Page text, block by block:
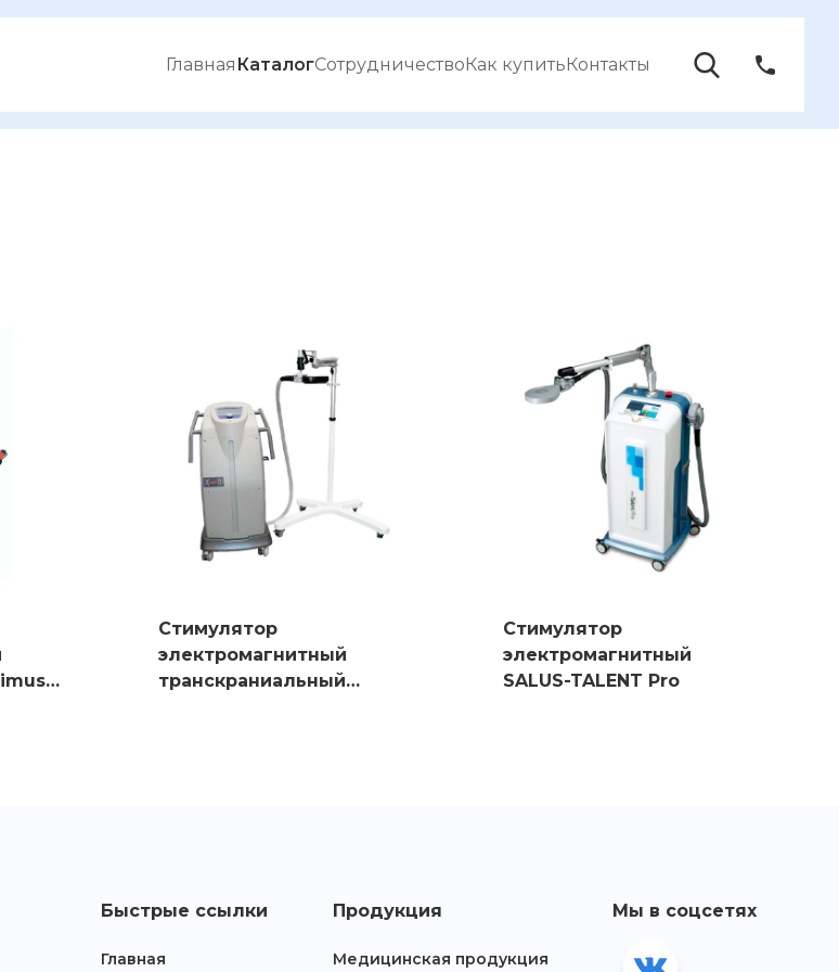
Главная КаталогСотрудничествоКак купитьКонтакты
Стимулятор
электромагнитный
транскраниальный
Стимулятор
электромагнитный
SALUS-TALENT Pro
Быстрые ссылки
Главная
Продукция
Медицинская продукция
Мы в соцсетях